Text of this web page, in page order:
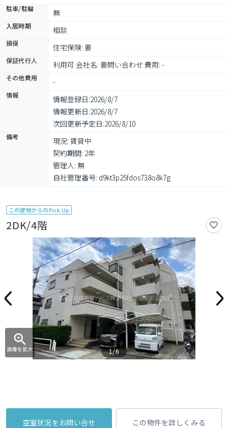
駐車/駐輪 無
入居時期 相談
損保 住宅保険: 要
保証代行人 利用可 会社名: 要問い合わせ 費用: -
その他費用 -
情報 情報登録日:2026/8/7
情報更新日:2026/8/7
次回更新予定日:2026/8/10
備考
現況: 賃貸中
契約期間: 2年
管理人: 無
自社管理番号: d9kt3p25fdos738o8k7g
この建物からのPick Up
2DK/4階
画像を拡大 1/6
空室状況をお問い合せ この物件を詳しくみる